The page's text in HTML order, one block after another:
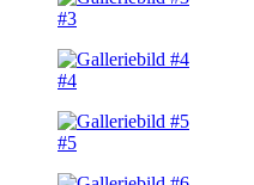
#3
#4
#5